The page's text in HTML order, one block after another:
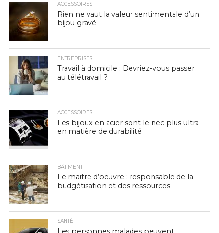
ACCESSOIRES
Rien ne vaut la valeur sentimentale d’un
bijou gravé
ENTREPRISES
Travail à domicile : Devriez-vous passer
au télétravail ?
ACCESSOIRES
Les bijoux en acier sont le nec plus ultra
en matière de durabilité
BÂTIMENT
Le maitre d’oeuvre : responsable de la
budgétisation et des ressources
SANTÉ
Les personnes malades peuvent